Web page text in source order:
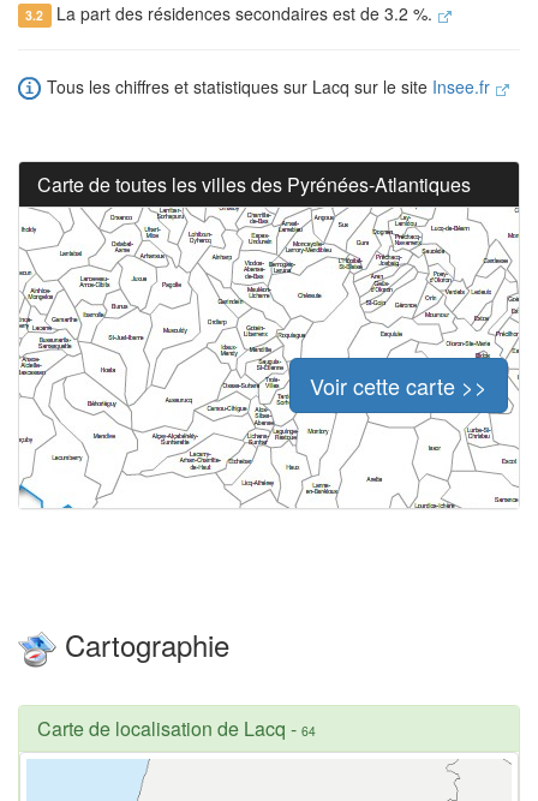
3.2 La part des résidences secondaires est de 3.2 %.
Tous les chiffres et statistiques sur Lacq sur le site Insee.fr
Carte de toutes les villes des Pyrénées-Atlantiques
Voir cette carte >>
Cartographie
Carte de localisation de Lacq - 64